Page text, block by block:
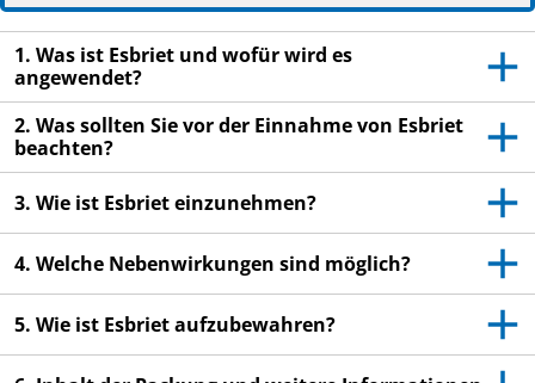
Wenn Sie weitere Fragen haben, wenden Sie sich
an Ihren Arzt oder Apotheker.
Dieses Arzneimittel wurde Ihnen persönlich
verschrieben. Geben Sie es nicht an Dritte weiter.
Es kann anderen Menschen schaden, auch wenn
diese die gleichen Beschwerden haben wie Sie.
Wenn Sie Nebenwirkungen bemerken, wenden Sie
sich an Ihren Arzt oder Apotheker. Dies gilt auch
für Nebenwirkungen, die nicht in dieser
Packungsbeilage angegeben sind. Siehe Abschnitt
4.
1. Was ist Esbriet und wofür wird es
angewendet?
2. Was sollten Sie vor der Einnahme von Esbriet
beachten?
3. Wie ist Esbriet einzunehmen?
4. Welche Nebenwirkungen sind möglich?
5. Wie ist Esbriet aufzubewahren?